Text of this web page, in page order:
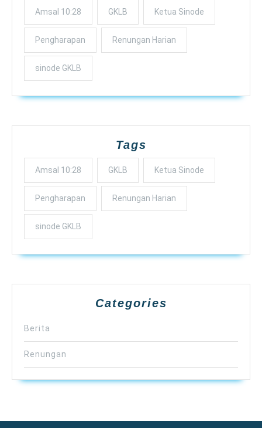
Amsal 10:28 GKLB Ketua Sinode
Pengharapan Renungan Harian
sinode GKLB
Tags
Amsal 10:28 GKLB Ketua Sinode
Pengharapan Renungan Harian
sinode GKLB
Categories
Berita
Renungan